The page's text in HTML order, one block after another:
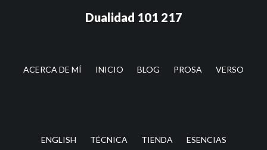
lateral
Dualidad 101 217
ACERCA DE MÍ INICIO BLOG PROSA VERSO
ENGLISH TÉCNICA TIENDA ESENCIAS